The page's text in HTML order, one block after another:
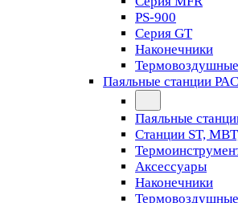
PS-900
Серия GT
Наконечники
Паяльные станции
Паяльные
Станции ST,
Аксессуары
Наконечники